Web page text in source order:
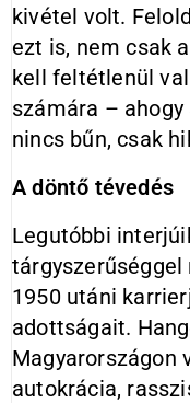
kivétel volt.
ezt is, nem csak
kell feltétlenül
számára –
nincs bűn, csak
A döntő tévedés
Legutóbbi
1950 utáni
adottságait.
Magyarországon
autokrácia,